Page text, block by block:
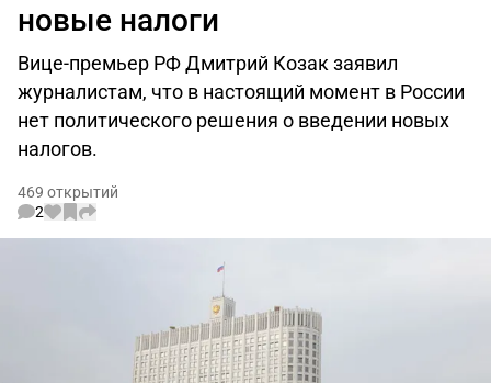
новые налоги
Вице-премьер РФ Дмитрий Козак заявил
журналистам, что в настоящий момент в России
нет политического решения о введении новых
налогов.
469 открытий
2